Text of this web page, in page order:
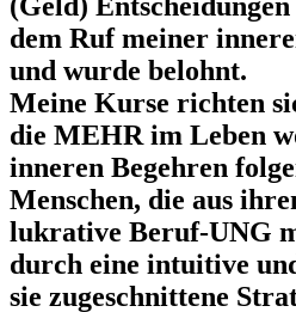
dem Ruf meiner
und wurde belohnt.
Meine Kurse richten
die MEHR im Leben
inneren Begehren
Menschen, die aus
lukrative Beruf-UNG
durch eine intuitive
sie zugeschnittene